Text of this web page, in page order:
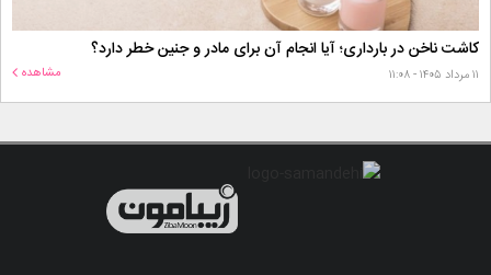
کاشت ناخن در بارداری؛ آیا انجام آن برای مادر و جنین خطر دارد؟
۱۱ مرداد ۱۴۰۵ - ۱۱:۰۸ مشاهده